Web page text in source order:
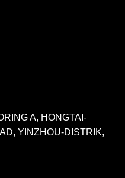
A, HONGTAI-
YINZHOU-DISTRIK,